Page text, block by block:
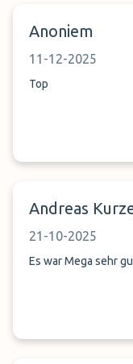
Anoniem
11-12-2025
Top
Andreas
21-10-2025
Es war Mega sehr